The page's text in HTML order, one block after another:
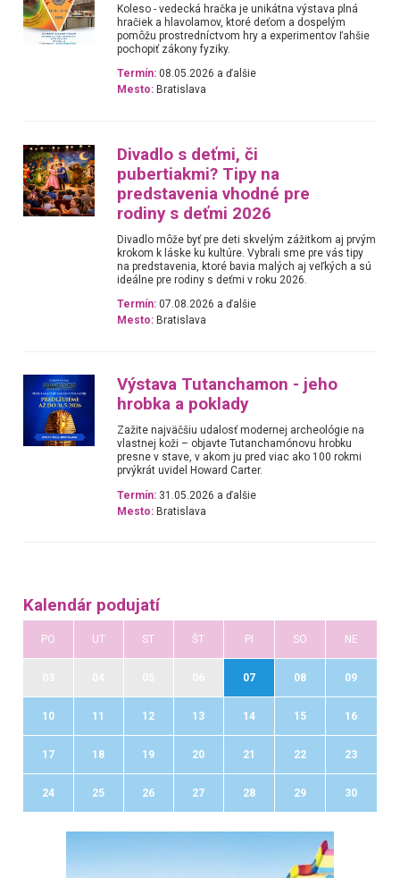
Koleso - vedecká hračka je unikátna výstava plná
hračiek a hlavolamov, ktoré deťom a dospelým
pomôžu prostredníctvom hry a experimentov ľahšie
pochopiť zákony fyziky.
Termín: 08.05.2026 a ďalšie
Mesto: Bratislava
Divadlo s deťmi, či
pubertiakmi? Tipy na
predstavenia vhodné pre
rodiny s deťmi 2026
Divadlo môže byť pre deti skvelým zážitkom aj prvým
krokom k láske ku kultúre. Vybrali sme pre vás tipy
na predstavenia, ktoré bavia malých aj veľkých a sú
ideálne pre rodiny s deťmi v roku 2026.
Termín: 07.08.2026 a ďalšie
Mesto: Bratislava
Výstava Tutanchamon - jeho
hrobka a poklady
Zažite najväčšiu udalosť modernej archeológie na
vlastnej koži – objavte Tutanchamónovu hrobku
presne v stave, v akom ju pred viac ako 100 rokmi
prvýkrát uvidel Howard Carter.
Termín: 31.05.2026 a ďalšie
Mesto: Bratislava
Kalendár podujatí
PO UT ST ŠT PI SO NE
07 08 09
10 11 12 13 14 15 16
17 18 19 20 21 22 23
24 25 26 27 28 29 30